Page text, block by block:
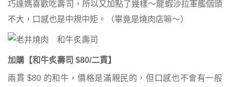
巧達媽喜歡吃壽司，所以又加點了幾樣～龍蝦沙拉軍艦個頭
不大，口感也是中規中矩。（畢竟是燒肉店嘛～）
加購【和牛炙壽司 $80/二貫】
兩貫 $80 的和牛，價格是滿親民的，但口感也不會有一般